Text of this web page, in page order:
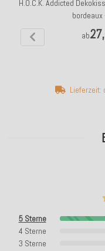
5 Sterne
4 Sterne
3 Sterne
H.O.C.K. Addicted
bordeaux
ab
Lieferzeit: